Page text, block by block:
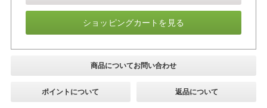
ショッピングカートを見る
商品についてお問い合わせ
ポイントについて 返品について